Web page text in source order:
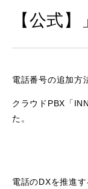
【公式
電話番号の追加方
クラウドPBX「
た。
電話のDXを推進